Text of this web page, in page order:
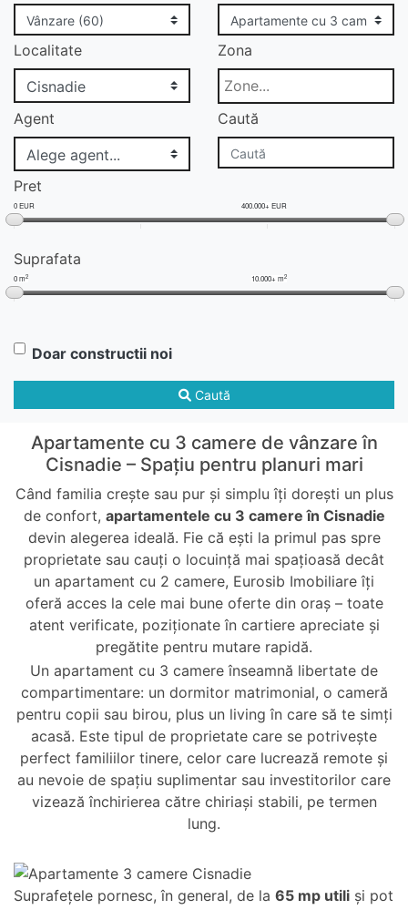
Localitate Zona
Agent Caută
Pret
0 EUR 400.000+ EUR
Suprafata
0 m2 10.000+ m2
Doar constructii noi
Caută
Apartamente cu 3 camere de vânzare în
Cisnadie – Spațiu pentru planuri mari
Când familia crește sau pur și simplu îți dorești un plus
de confort, apartamentele cu 3 camere în Cisnadie
devin alegerea ideală. Fie că ești la primul pas spre
proprietate sau cauți o locuință mai spațioasă decât
un apartament cu 2 camere, Eurosib Imobiliare îți
oferă acces la cele mai bune oferte din oraș – toate
atent verificate, poziționate în cartiere apreciate și
pregătite pentru mutare rapidă.
Un apartament cu 3 camere înseamnă libertate de
compartimentare: un dormitor matrimonial, o cameră
pentru copii sau birou, plus un living în care să te simți
acasă. Este tipul de proprietate care se potrivește
perfect familiilor tinere, celor care lucrează remote și
au nevoie de spațiu suplimentar sau investitorilor care
vizează închirierea către chiriași stabili, pe termen
lung.
Suprafețele pornesc, în general, de la 65 mp utili și pot